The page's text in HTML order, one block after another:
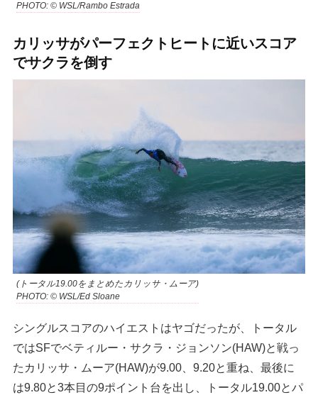
PHOTO: © WSL/Rambo Estrada
カリッサがパーフェクトヒートに近いスコア
でサクラを倒す
(トータル19.00をまとめたカリッサ・ムーア)
PHOTO: © WSL/Ed Sloane
シングルスコアのハイエストはヤゴだったが、トータル
ではSFでベティルー・サクラ・ジョンソン(HAW)と戦っ
たカリッサ・ムーア(HAW)が9.00、9.20と重ね、最後に
は9.80と3本目の9ポイント台を出し、トータル19.00とパ